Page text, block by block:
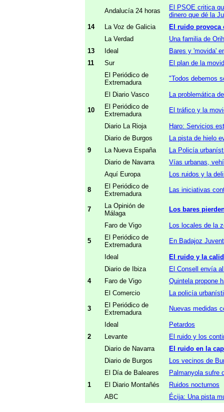
Andalucía 24 horas
El PSOE critica
dinero que dé la
14
La Voz de Galicia
El ruido provoca
La Verdad
Una familia de
13
Ideal
Bares y 'movida'
11
Sur
El plan de la
El Periódico de
Extremadura
"Todos debemos
El Diario Vasco La problemática
10
El Periódico de
Extremadura
El tráfico y la
Diario La Rioja
Haro: Servicios
Diario de Burgos
La pista de hielo
9
La Nueva España
La Policía
Diario de Navarra
Vías urbanas,
Aquí Europa
Los ruidos y la
8
El Periódico de
Extremadura
Las iniciativas
7
La Opinión de
Málaga
Los bares
Faro de Vigo Los locales de la
5
El Periódico de
Extremadura
En Badajoz
Ideal
El ruido y la
Diario de Ibiza
El Consell envía
4
Faro de Vigo
Quintela propone
El Comercio
La policía
3
El Periódico de
Extremadura
Nuevas medidas
Ideal
Petardos
2
Levante
El ruido y los
Diario de Navarra
El ruido en la
Diario de Burgos
Los vecinos de
El Día de Baleares
Palmanyola sufre
1
El Diario Montañés
Ruidos nocturnos
ABC
Écija: Una pista